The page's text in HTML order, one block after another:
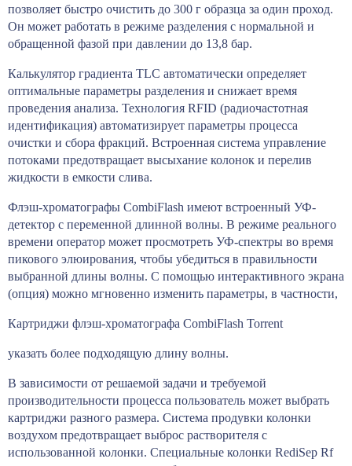
позволяет быстро очистить до 300 г образца за один проход.
Он может работать в режиме разделения с нормальной и
обращенной фазой при давлении до 13,8 бар.
Калькулятор градиента TLC автоматически определяет
оптимальные параметры разделения и снижает время
проведения анализа. Технология RFID (радиочастотная
идентификация) автоматизирует параметры процесса
очистки и сбора фракций. Встроенная система управление
потоками предотвращает высыхание колонок и перелив
жидкости в емкости слива.
Флэш-хроматографы CombiFlash имеют встроенный УФ-
детектор с переменной длинной волны. В режиме реального
времени оператор может просмотреть УФ-спектры во время
пикового элюирования, чтобы убедиться в правильности
выбранной длины волны. С помощью интерактивного экрана
(опция) можно мгновенно изменить параметры, в частности,
Картриджи флэш-хроматографа CombiFlash Torrent
указать более подходящую длину волны.
В зависимости от решаемой задачи и требуемой
производительности процесса пользователь может выбрать
картриджи разного размера. Система продувки колонки
воздухом предотвращает выброс растворителя с
использованной колонки. Специальные колонки RediSep Rf